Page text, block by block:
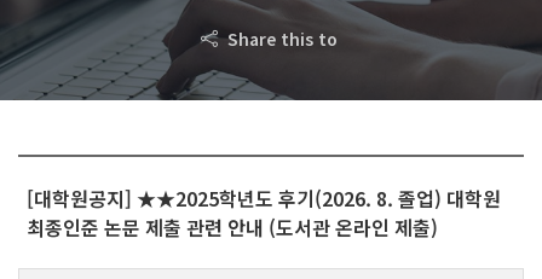
Share this to
[대학원공지] ★★2025학년도 후기(2026. 8. 졸업) 대학원
최종인준 논문 제출 관련 안내 (도서관 온라인 제출)